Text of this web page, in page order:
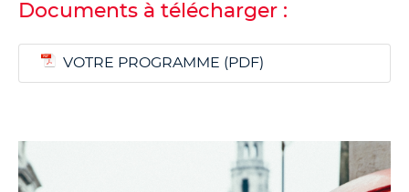
Documents à télécharger :
VOTRE PROGRAMME